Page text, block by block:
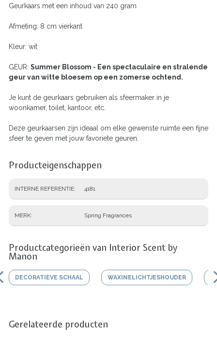
Geurkaars met een inhoud van 240 gram
Afmeting: 8 cm vierkant
Kleur: wit
GEUR: Summer Blossom - Een spectaculaire en stralende
geur van witte bloesem op een zomerse ochtend.
Je kunt de geurkaars gebruiken als sfeermaker in je
woonkamer, toilet, kantoor, etc.
Deze geurkaarsen zijn ideaal om elke gewenste ruimte een fijne
sfeer te geven met jouw favoriete geuren.
Producteigenschappen
INTERNE REFERENTIE 4181
MERK Spring Fragrances
Productcategorieën van Interior Scent by
Manon
DECORATIEVE SCHAAL WAXINELICHTJESHOUDER
Gerelateerde producten